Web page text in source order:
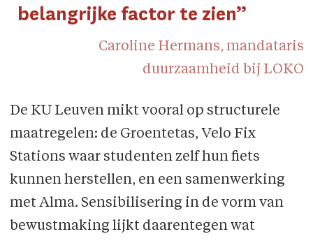
belangrijke factor te zien”
Caroline Hermans, mandataris
duurzaamheid bij LOKO
De KU Leuven mikt vooral op structurele
maatregelen: de Groentetas, Velo Fix
Stations waar studenten zelf hun fiets
kunnen herstellen, en een samenwerking
met Alma. Sensibilisering in de vorm van
bewustmaking lijkt daarentegen wat